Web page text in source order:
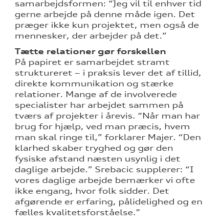
samarbejdsformen: “Jeg vil til enhver tid
gerne arbejde på denne måde igen. Det
præger ikke kun projektet, men også de
mennesker, der arbejder på det.”
Tætte relationer gør forskellen
På papiret er samarbejdet stramt
struktureret – i praksis lever det af tillid,
direkte kommunikation og stærke
relationer. Mange af de involverede
specialister har arbejdet sammen på
tværs af projekter i årevis. “Når man har
brug for hjælp, ved man præcis, hvem
man skal ringe til,” forklarer Majer. “Den
klarhed skaber tryghed og gør den
fysiske afstand næsten usynlig i det
daglige arbejde.” Srebacic supplerer: “I
vores daglige arbejde bemærker vi ofte
ikke engang, hvor folk sidder. Det
afgørende er erfaring, pålidelighed og en
fælles kvalitetsforståelse.”